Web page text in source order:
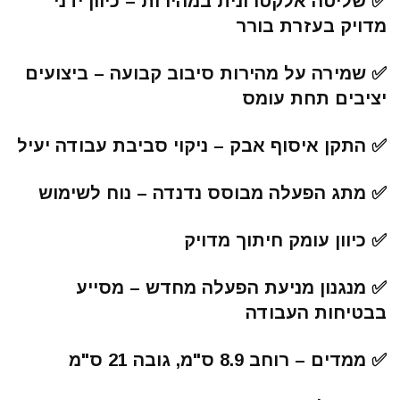
מדויק בעזרת בורר
✅️ שמירה על מהירות סיבוב קבועה – ביצועים
יציבים תחת עומס
✅️ התקן איסוף אבק – ניקוי סביבת עבודה יעיל
✅️ מתג הפעלה מבוסס נדנדה – נוח לשימוש
✅️ כיוון עומק חיתוך מדויק
✅️ מנגנון מניעת הפעלה מחדש – מסייע
בבטיחות העבודה
✅️ ממדים – רוחב 8.9 ס"מ, גובה 21 ס"מ